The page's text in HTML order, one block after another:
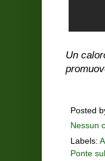
Un
Posted
Nessun
Labels:
Ponte